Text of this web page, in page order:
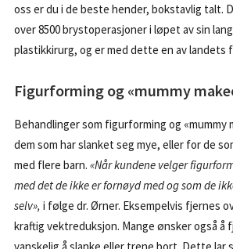
oss er du i de beste hender, bokstavlig talt.
over 8500 brystoperasjoner i løpet av sin
plastikkirurg, og er med dette en av landets
Figurforming og «mummy
Behandlinger som figurforming og «mummy
dem som har slanket seg mye, eller for de
med flere barn. «Når kundene velger
med det de ikke er fornøyd med og som de
selv», i følge dr. Ørner. Eksempelvis fjernes
kraftig vektreduksjon. Mange ønsker også
vanskelig å slanke eller trene bort. Dette lar